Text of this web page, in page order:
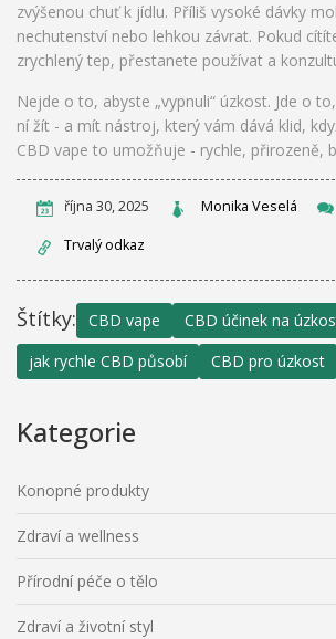
zvýšenou chuť k jídlu. Příliš vysoké dávky
nechutenství nebo lehkou závrat. Pokud
zrychlený tep, přestanete používat a
Nejde o to, abyste „vypnuli“ úzkost. Jde o
ní žít - a mít nástroj, který vám dává klid,
CBD vape to umožňuje - rychle, přirozeně,
října 30, 2025 Monika Veselá
Trvalý odkaz
Štítky: CBD vape
CBD účinek na
jak rychle CBD působí
CBD pro úzkost
Kategorie
Konopné produkty
Zdraví a wellness
Přírodní péče o tělo
Zdraví a životní styl